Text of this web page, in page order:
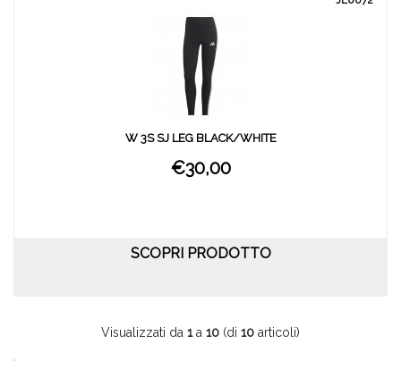
W 3S SJ LEG BLACK/WHITE
€30,00
SCOPRI PRODOTTO
Visualizzati da 1a 10 (di 10 articoli)